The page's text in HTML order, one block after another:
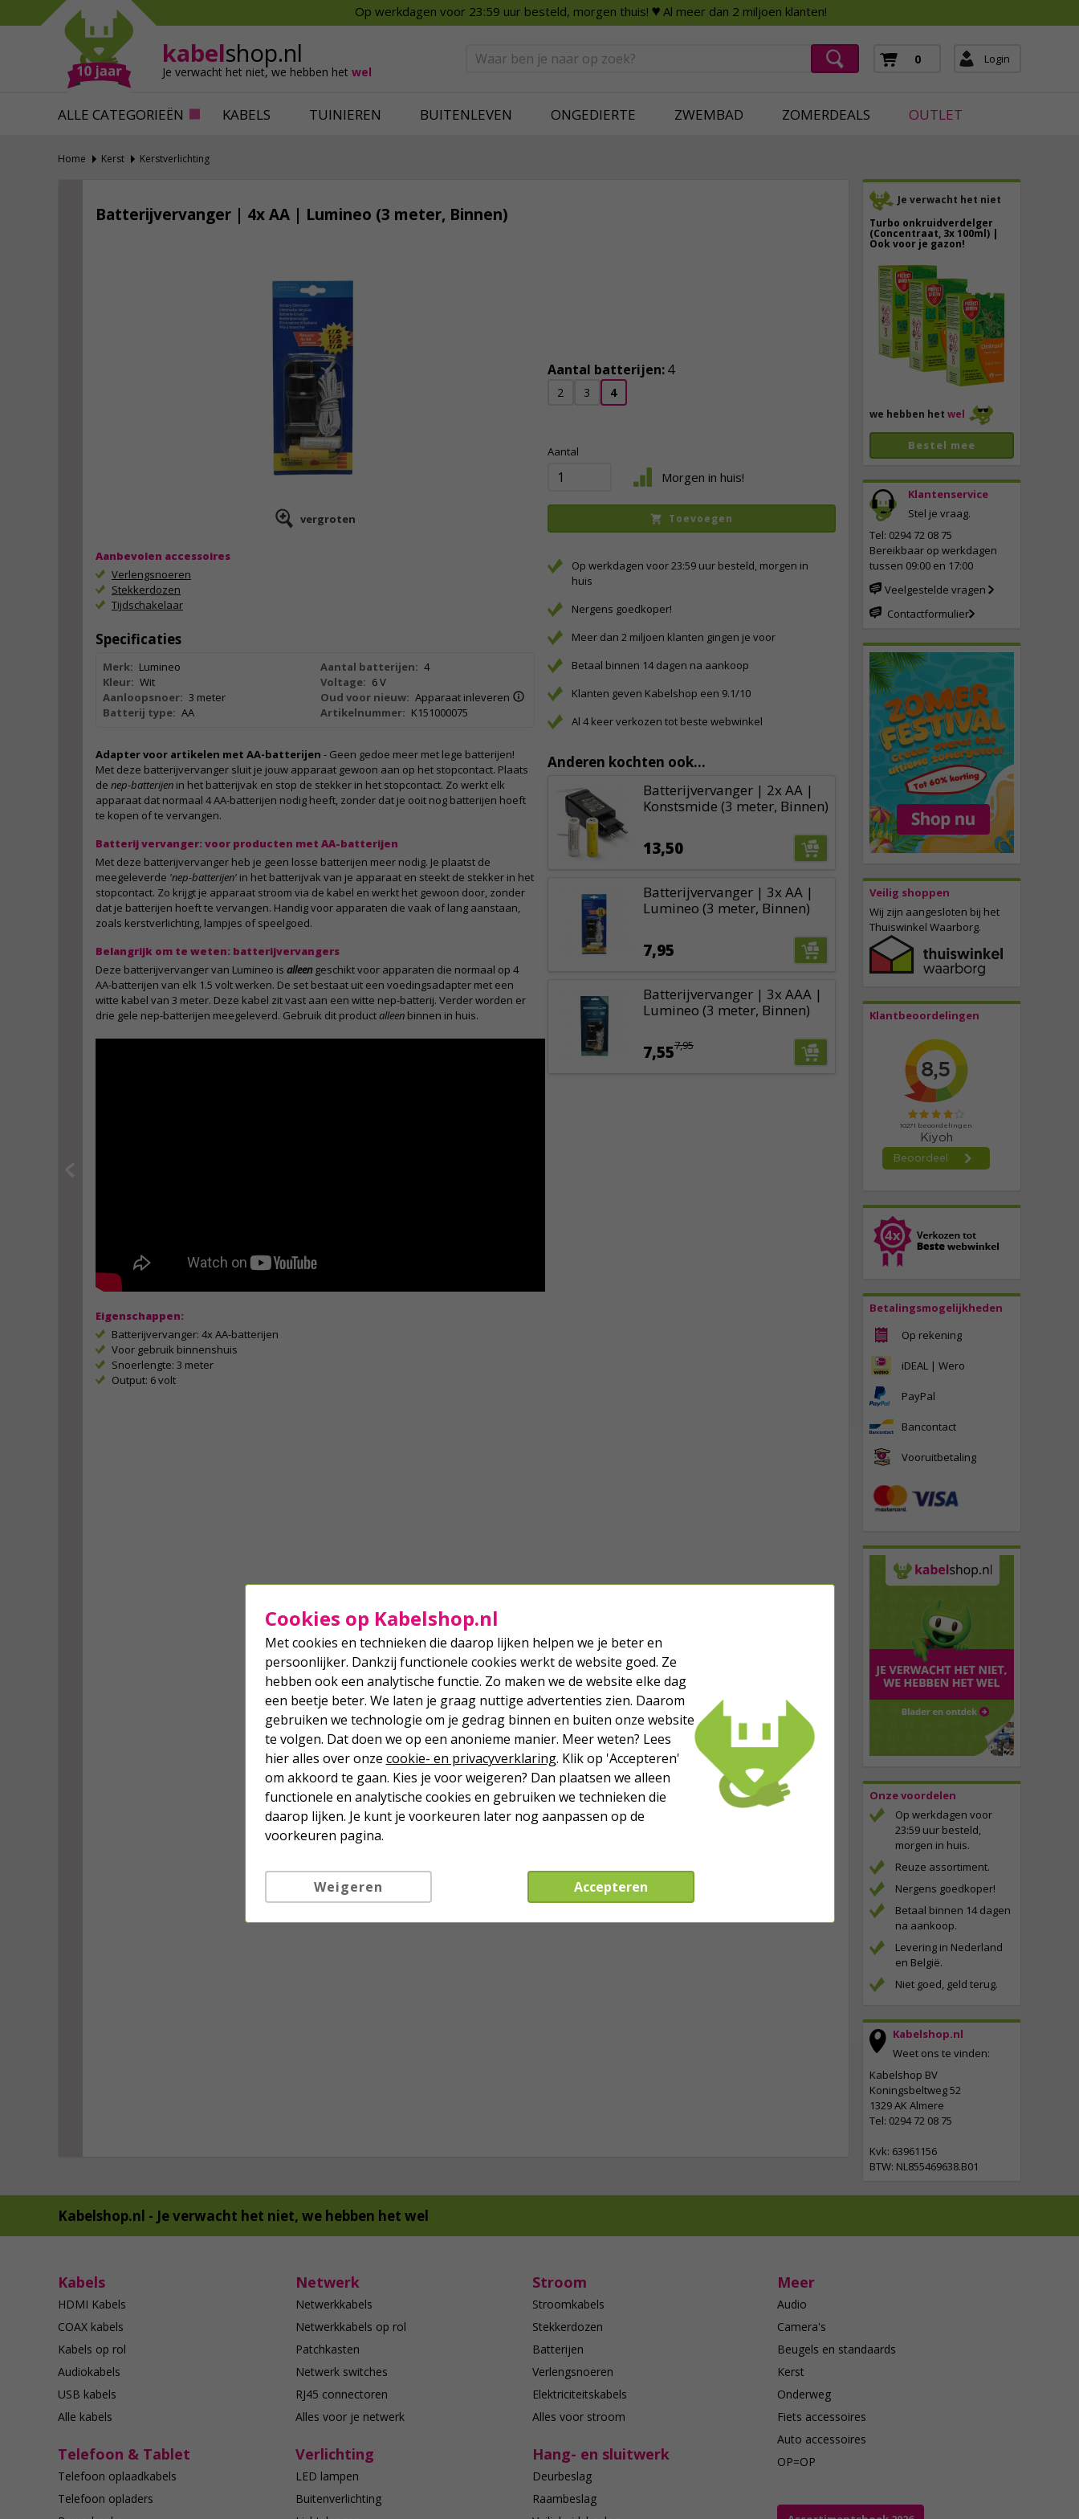
Op werkdagen voor 23:59 uur besteld, morgen thuis! ♥ Al meer dan 2 miljoen klanten!
kabelshop.nl
Je verwacht het niet, we hebben het wel
0 Login
ALLE CATEGORIEËN KABELS TUINIEREN BUITENLEVEN ONGEDIERTE ZWEMBAD ZOMERDEALS OUTLET
Mollen verjagen
Slakken bestrijden
Katten verjagen
Alles tegen ongedierte
Verfbenodigdheden
Behangbenodigdheden
Ventilatie
Smart Home
Deurbellen
Slimme beveiliging
Home Kerst Kerstverlichting
Je verwacht het niet
Turbo onkruidverdelger
(Concentraat, 3x 100ml) |
Ook voor je gazon!
40,
we hebben het wel
Bestel mee
Klantenservice
Stel je vraag.
Tel: 0294 72 08 75
Bereikbaar op werkdagen
tussen 09:00 en 17:00
Veelgestelde vragen
Contactformulier
Veilig shoppen
Wij zijn aangesloten bij het
Thuiswinkel Waarborg.
Klantbeoordelingen
Betalingsmogelijkheden
Op rekening
iDEAL | Wero
PayPal
Bancontact
Vooruitbetaling
Onze voordelen
Op werkdagen voor
23:59 uur besteld,
morgen in huis.
Reuze assortiment.
Nergens goedkoper!
Betaal binnen 14 dagen
na aankoop.
Levering in Nederland
en België.
Niet goed, geld terug.
Kabelshop.nl
Weet ons te vinden:
Kabelshop BV
Koningsbeltweg 52
1329 AK Almere
Tel: 0294 72 08 75
Kvk: 63961156
BTW: NL855469638.B01
Batterijvervanger | 4x AA | Lumineo (3 meter, Binnen)
vergroten
Aanbevolen accessoires
Verlengsnoeren
Stekkerdozen
Tijdschakelaar
Specificaties
Merk: Lumineo
Kleur: Wit
Aanloopsnoer: 3 meter
Batterij type: AA
Aantal batterijen: 4
Voltage: 6 V
Oud voor nieuw: Apparaat inleveren
Artikelnummer: K151000075
Adapter voor artikelen met AA-batterijen - Geen gedoe meer met lege batterijen!
Met deze batterijvervanger sluit je jouw apparaat gewoon aan op het stopcontact. Plaats
de nep-batterijen in het batterijvak en stop de stekker in het stopcontact. Zo werkt elk
apparaat dat normaal 4 AA-batterijen nodig heeft, zonder dat je ooit nog batterijen hoeft
te kopen of te vervangen.
Batterij vervanger: voor producten met AA-batterijen
Met deze batterijvervanger heb je geen losse batterijen meer nodig. Je plaatst de
meegeleverde 'nep-batterijen' in het batterijvak van je apparaat en steekt de stekker in het
stopcontact. Zo krijgt je apparaat stroom via de kabel en werkt het gewoon door, zonder
dat je batterijen hoeft te vervangen. Handig voor apparaten die vaak of lang aanstaan,
zoals kerstverlichting, lampjes of speelgoed.
Belangrijk om te weten: batterijvervangers
Deze batterijvervanger van Lumineo is alleengeschikt voor apparaten die normaal op 4
AA-batterijen van elk 1.5 volt werken. De set bestaat uit een voedingsadapter met een
witte kabel van 3 meter. Deze kabel zit vast aan een witte nep-batterij. Verder worden er
drie gele nep-batterijen meegeleverd. Gebruik dit productalleen binnen in huis.
Eigenschappen:
Batterijvervanger: 4x AA-batterijen
Voor gebruik binnenshuis
Snoerlengte: 3 meter
Output: 6 volt
Aantal batterijen:4
2 3 4
Aantal
Morgen in huis!
Toevoegen
Op werkdagen voor 23:59 uur besteld, morgen in
huis
Nergens goedkoper!
Meer dan 2 miljoen klanten gingen je voor
Betaal binnen 14 dagen na aankoop
Klanten geven Kabelshop een 9.1/10
Al 4 keer verkozen tot beste webwinkel
Anderen kochten ook...
Batterijvervanger | 2x AA |
Konstsmide (3 meter, Binnen)
13,50
Batterijvervanger | 3x AA |
Lumineo (3 meter, Binnen)
7,95
Batterijvervanger | 3x AAA |
Lumineo (3 meter, Binnen)
7,95
7,55
Kabelshop.nl - Je verwacht het niet, we hebben het wel
Kabels
HDMI Kabels
COAX kabels
Kabels op rol
Audiokabels
USB kabels
Alle kabels
Netwerk
Netwerkkabels
Netwerkkabels op rol
Patchkasten
Netwerk switches
RJ45 connectoren
Alles voor je netwerk
Stroom
Stroomkabels
Stekkerdozen
Batterijen
Verlengsnoeren
Elektriciteitskabels
Alles voor stroom
Telefoon & Tablet
Telefoon oplaadkabels
Telefoon opladers
Verlichting
LED lampen
Buitenverlichting
Hang- en sluitwerk
Deurbeslag
Raambeslag
Meer
Audio
Camera's
Beugels en standaards
Kerst
Onderweg
Fiets accessoires
Auto accessoires
OP=OP
Cookies op Kabelshop.nl
Met cookies en technieken die daarop lijken helpen we je beter en
persoonlijker. Dankzij functionele cookies werkt de website goed. Ze
hebben ook een analytische functie. Zo maken we de website elke dag
een beetje beter. We laten je graag nuttige advertenties zien. Daarom
gebruiken we technologie om je gedrag binnen en buiten onze website
te volgen. Dat doen we op een anonieme manier. Meer weten? Lees
hier alles over onze cookie- en privacyverklaring. Klik op 'Accepteren'
om akkoord te gaan. Kies je voor weigeren? Dan plaatsen we alleen
functionele en analytische cookies en gebruiken we technieken die
daarop lijken. Je kunt je voorkeuren later nog aanpassen op de
voorkeuren pagina.
Accepteren
Weigeren